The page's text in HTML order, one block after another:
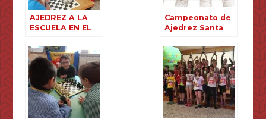
AJEDREZ A LA
ESCUELA EN EL
Campeonato de
Ajedrez Santa
Sabiñánigo